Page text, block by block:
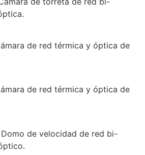
de red térmica y óptica de
de red térmica y óptica de
de velocidad de red bi-